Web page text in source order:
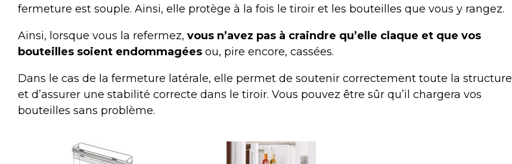
fermeture est souple. Ainsi, elle protège à la fois le tiroir et les bouteilles que vous y rangez.
Ainsi, lorsque vous la refermez, vous n’avez pas à craindre qu’elle claque et que vos
bouteilles soient endommagées ou, pire encore, cassées.
Dans le cas de la fermeture latérale, elle permet de soutenir correctement toute la structure
et d’assurer une stabilité correcte dans le tiroir. Vous pouvez être sûr qu’il chargera vos
bouteilles sans problème.